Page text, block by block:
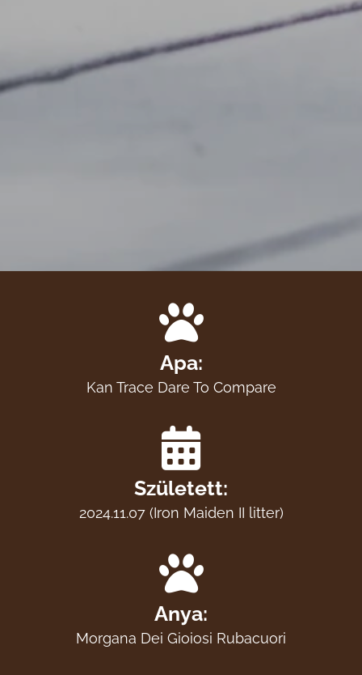
Apa:
Kan Trace Dare To Compare
Született:
2024.11.07 (Iron Maiden II litter)
Anya:
Morgana Dei Gioiosi Rubacuori